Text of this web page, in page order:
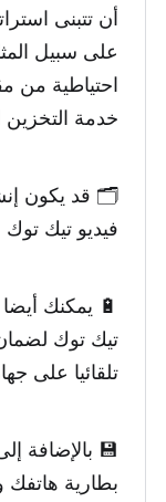
أن تتبنى
على سبيل
احتياطية من
خدمة
🗂️ قد يكون
فيديو تيك
🔋 يمكنك
تيك توك
تلقائيا على
💾 بالإضافة
بطارية هاتفك